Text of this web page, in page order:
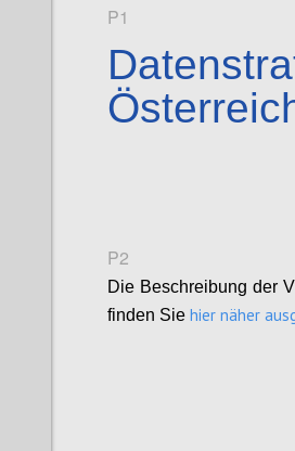
P1
P2
Die Beschreibung der
finden Sie hier näher